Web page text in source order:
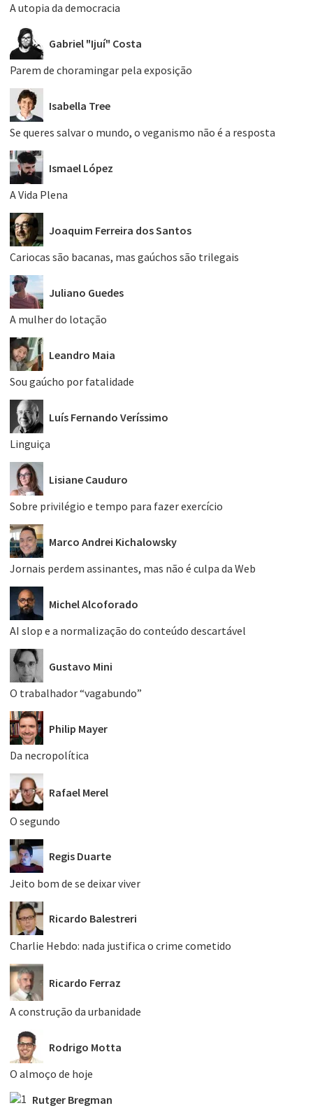
A utopia da democracia
Gabriel "Ijuí" Costa
Parem de choramingar pela exposição
Isabella Tree
Se queres salvar o mundo, o veganismo não é a resposta
Ismael López
A Vida Plena
Joaquim Ferreira dos Santos
Cariocas são bacanas, mas gaúchos são trilegais
Juliano Guedes
A mulher do lotação
Leandro Maia
Sou gaúcho por fatalidade
Luís Fernando Veríssimo
Linguiça
Lisiane Cauduro
Sobre privilégio e tempo para fazer exercício
Marco Andrei Kichalowsky
Jornais perdem assinantes, mas não é culpa da Web
Michel Alcoforado
AI slop e a normalização do conteúdo descartável
Gustavo Mini
O trabalhador “vagabundo”
Philip Mayer
Da necropolítica
Rafael Merel
O segundo
Regis Duarte
Jeito bom de se deixar viver
Ricardo Balestreri
Charlie Hebdo: nada justifica o crime cometido
Ricardo Ferraz
A construção da urbanidade
Rodrigo Motta
O almoço de hoje
Rutger Bregman